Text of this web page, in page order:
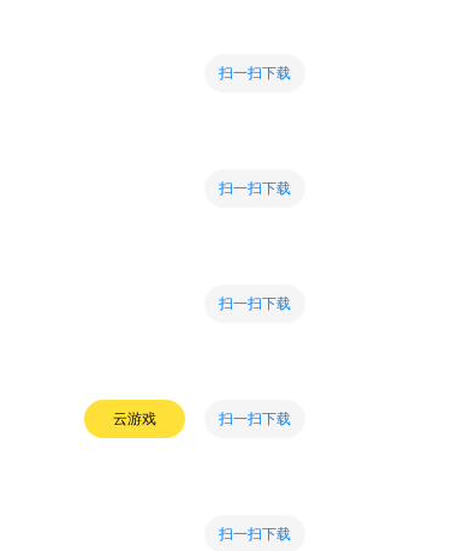
扫一扫下载
扫一扫下载
扫一扫下载
云游戏 扫一扫下载
扫一扫下载